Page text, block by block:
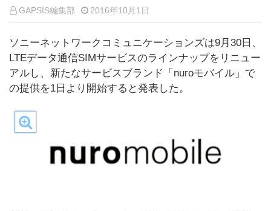
GAPSIS編集部 2016年10月1日
ソニーネットワークコミュニケーションズは9月30日、
LTEデータ通信SIMサービスのラインナップをリニュー
アルし、新たなサービスブランド「nuroモバイル」で
の提供を1日より開始すると発表した。